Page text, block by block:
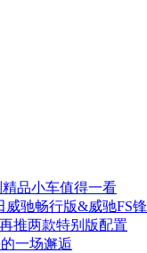
品小车值得一看
驰畅行版&威驰FS
推两款特别版配置
一场邂逅